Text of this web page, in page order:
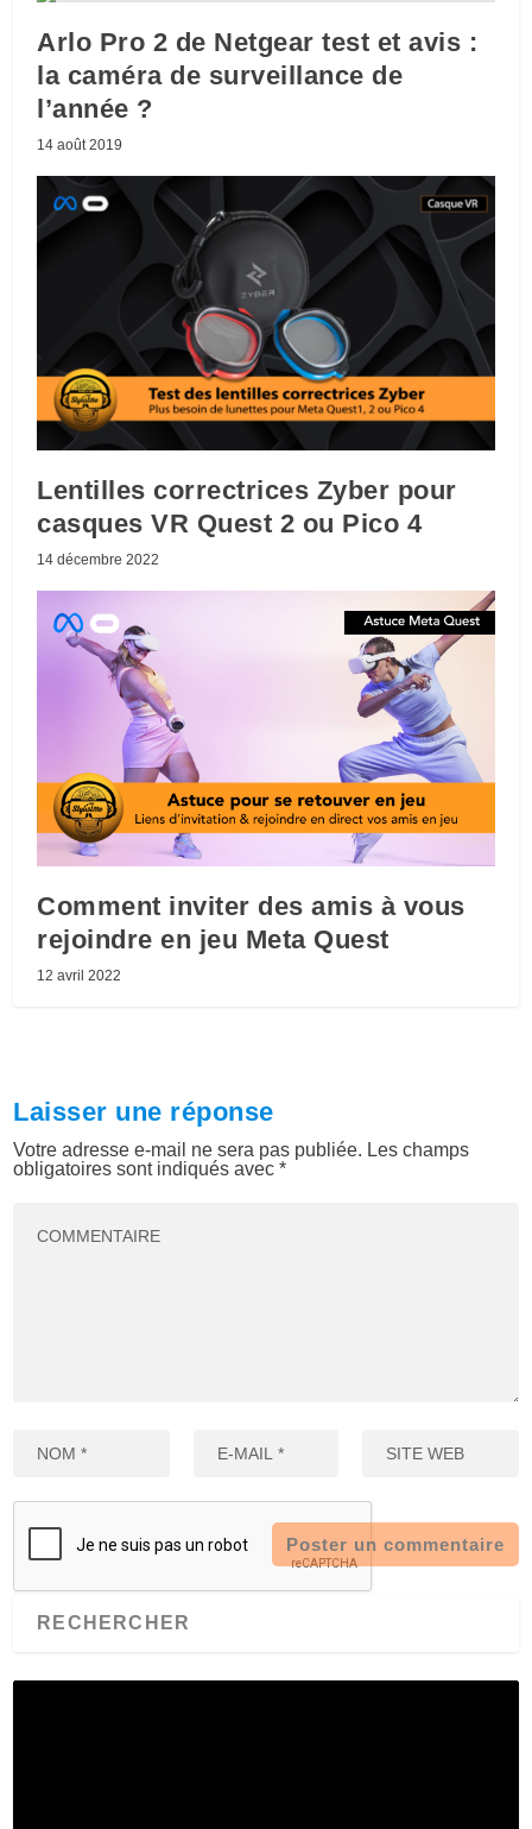
Arlo Pro 2 de Netgear test et avis :
la caméra de surveillance de
l’année ?
14 août 2019
Lentilles correctrices Zyber pour
casques VR Quest 2 ou Pico 4
14 décembre 2022
Comment inviter des amis à vous
rejoindre en jeu Meta Quest
12 avril 2022
Laisser une réponse
Votre adresse e-mail ne sera pas publiée. Les champs
obligatoires sont indiqués avec*